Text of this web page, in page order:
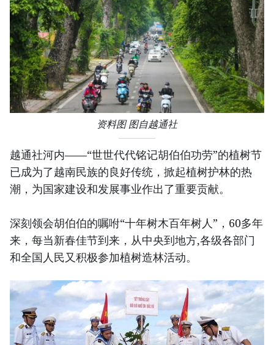
资料图 图自越通社
越通社河内——“世世代代铭记胡伯伯功劳”的植树节
已成为了越南民族的良好传统，掀起植树护林的热
潮，为国家建设和发展事业作出了重要贡献。
深刻领会胡伯伯的嘱咐“十年树木百年树人”，60多年
来，每当新春佳节到来，从中央到地方,各级各部门
和全国人民又积极参加植树造林活动。